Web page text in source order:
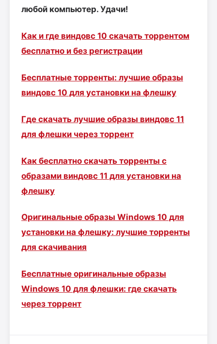
любой компьютер. Удачи!
Как и где виндовс 10 скачать торрентом
бесплатно и без регистрации
Бесплатные торренты: лучшие образы
виндовс 10 для установки на флешку
Где скачать лучшие образы виндовс 11
для флешки через торрент
Как бесплатно скачать торренты с
образами виндовс 11 для установки на
флешку
Оригинальные образы Windows 10 для
установки на флешку: лучшие торренты
для скачивания
Бесплатные оригинальные образы
Windows 10 для флешки: где скачать
через торрент